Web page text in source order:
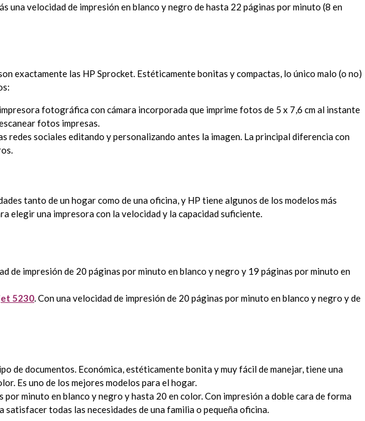
velocidad de impresión en blanco y negro de hasta 22 páginas por minuto (8 en
exactamente las HP Sprocket. Estéticamente bonitas y compactas, lo único malo (o no)
fotográfica con cámara incorporada que imprime fotos de 5 x 7,6 cm al instante
fotos impresas.
redes sociales editando y personalizando antes la imagen. La principal diferencia con
tanto de un hogar como de una oficina, y HP tiene algunos de los modelos más
elegir una impresora con la velocidad y la capacidad suficiente.
de impresión de 20 páginas por minuto en blanco y negro y 19 páginas por minuto en
5230. Con una velocidad de impresión de 20 páginas por minuto en blanco y negro y de
de documentos. Económica, estéticamente bonita y muy fácil de manejar, tiene una
Es uno de los mejores modelos para el hogar.
por minuto en blanco y negro y hasta 20 en color. Con impresión a doble cara de forma
todas las necesidades de una familia o pequeña oficina.